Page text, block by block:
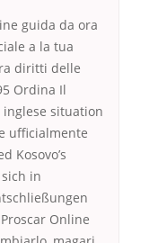
guida da ora
a la tua
diritti delle
Ordina Il
situation
ufficialmente
Kosovo’s
in
Online